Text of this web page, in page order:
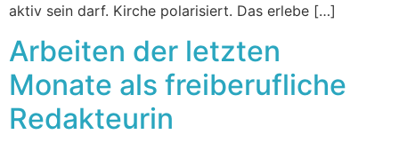
aktiv sein darf. Kirche polarisiert. Das erlebe […]
Arbeiten der letzten
Monate als freiberufliche
Redakteurin